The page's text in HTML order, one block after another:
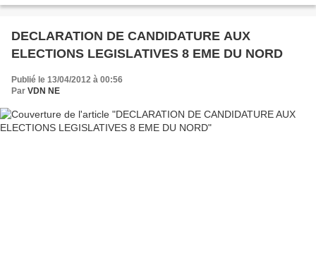
DECLARATION DE CANDIDATURE AUX
ELECTIONS LEGISLATIVES 8 EME DU NORD
Publié le 13/04/2012 à 00:56
Par VDN NE